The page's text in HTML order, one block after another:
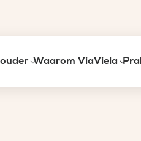
Waarom ViaViela